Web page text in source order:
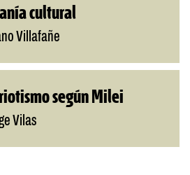
cultural
Villafañe
según Milei
Vilas